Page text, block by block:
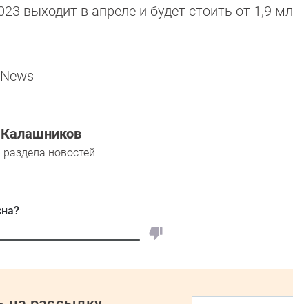
выходит в апреле и будет стоить от 1,9
новостей